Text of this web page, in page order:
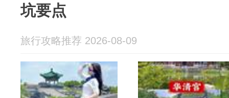
坑要点
旅行攻略推荐 2026-08-09